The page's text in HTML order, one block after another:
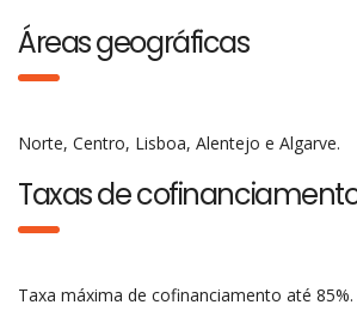
Áreas geográficas
Norte, Centro, Lisboa, Alentejo e Algarve.
Taxas de
Taxa máxima de cofinanciamento até 85%.